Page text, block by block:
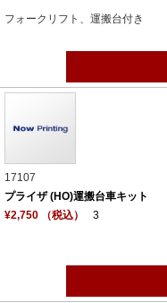
フォークリフト、運搬台付き
17107
プライザ (HO)運搬台車キット
¥2,750 （税込）
3